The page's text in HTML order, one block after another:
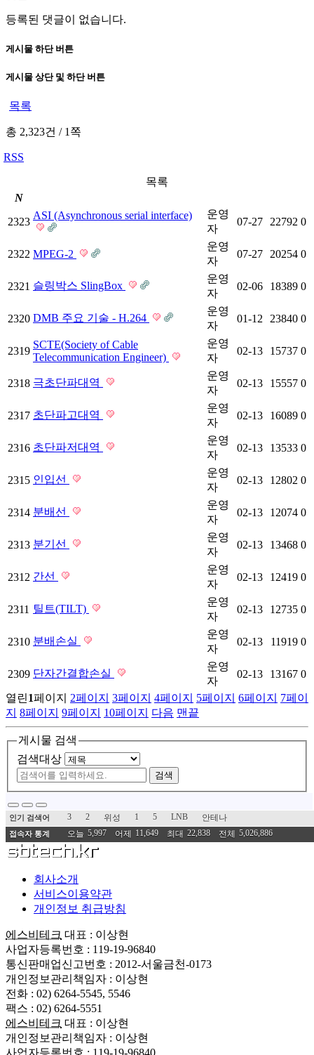
등록된 댓글이 없습니다.
게시물 하단 버튼
게시물 상단 및 하단 버튼
목록
총 2,323건 /1쪽
RSS
목록
N
2323
ASI (Asynchronous serial interface)
운영
자
07-27 22792 0
2322 MPEG-2
운영
자
07-27 20254 0
2321 슬링박스 SlingBox
운영
자
02-06 18389 0
2320 DMB 주요 기술 - H.264
운영
자
01-12 23840 0
2319
SCTE(Society of Cable
Telecommunication Engineer)
운영
자
02-13 15737 0
2318 극초단파대역
운영
자
02-13 15557 0
2317 초단파고대역
운영
자
02-13 16089 0
2316 초단파저대역
운영
자
02-13 13533 0
2315 인입선
운영
자
02-13 12802 0
2314 분배선
운영
자
02-13 12074 0
2313 분기선
운영
자
02-13 13468 0
2312 간선
운영
자
02-13 12419 0
2311 틸트(TILT)
운영
자
02-13 12735 0
2310 분배손실
운영
자
02-13 11919 0
2309 단자간결합손실
운영
자
02-13 13167 0
열린1페이지 2페이지 3페이지 4페이지 5페이지 6페이지 7페이
지 8페이지 9페이지 10페이지 다음 맨끝
게시물 검색
검색대상
검색
인기 검색어 3 2 위성 1 5 LNB 안테나
접속자 통계 오늘 5,997 어제 11,649 최대 22,838 전체 5,026,886
회사소개
서비스이용약관
개인정보 취급방침
에스비테크 대표 : 이상현
사업자등록번호 : 119-19-96840
통신판매업신고번호 : 2012-서울금천-0173
개인정보관리책임자 : 이상현
전화 : 02) 6264-5545, 5546
팩스 : 02) 6264-5551
에스비테크 대표 : 이상현
개인정보관리책임자 : 이상현
사업자등록번호 : 119-19-96840